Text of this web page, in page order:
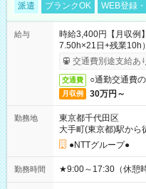
派遣 ブランクOK WEB登録
給与
時給3,400円【月収例
7.50h×21日+残業10h
交通費別途支給あ
交通費 ○通勤交通費
月収例 30万円～
勤務地
東京都千代田区
大手町(東京都)駅から
●NTTグループ●
勤務時間 ★9:00～17:30（休憩